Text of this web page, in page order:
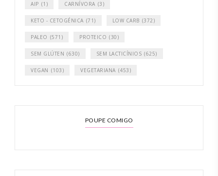
AIP (1) CARNÍVORA (3)
KETO - CETOGÉNICA (71) LOW CARB (372)
PALEO (571) PROTEICO (30)
SEM GLÚTEN (630) SEM LACTICÍNIOS (625)
VEGAN (103) VEGETARIANA (453)
POUPE COMIGO